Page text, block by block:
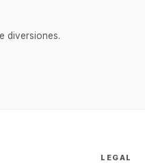
diversiones.¡Hola Chef! 🍳 Soy GastroBot,
Métodos de envío y entrega
LEGAL